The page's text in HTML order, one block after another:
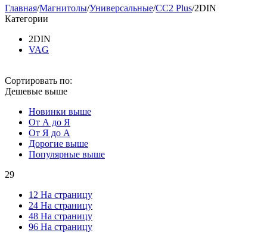
Главная/Магнитолы/Универсальные/CC2 Plus/2DIN
Категории
2DIN
VAG
Сортировать по:
Дешевые выше
Новинки выше
От А до Я
От Я до А
Дорогие выше
Популярные выше
29
12 На страницу
24 На страницу
48 На страницу
96 На страницу